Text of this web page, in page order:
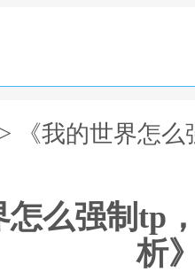
> 《我的世界怎
怎么强制tp
析